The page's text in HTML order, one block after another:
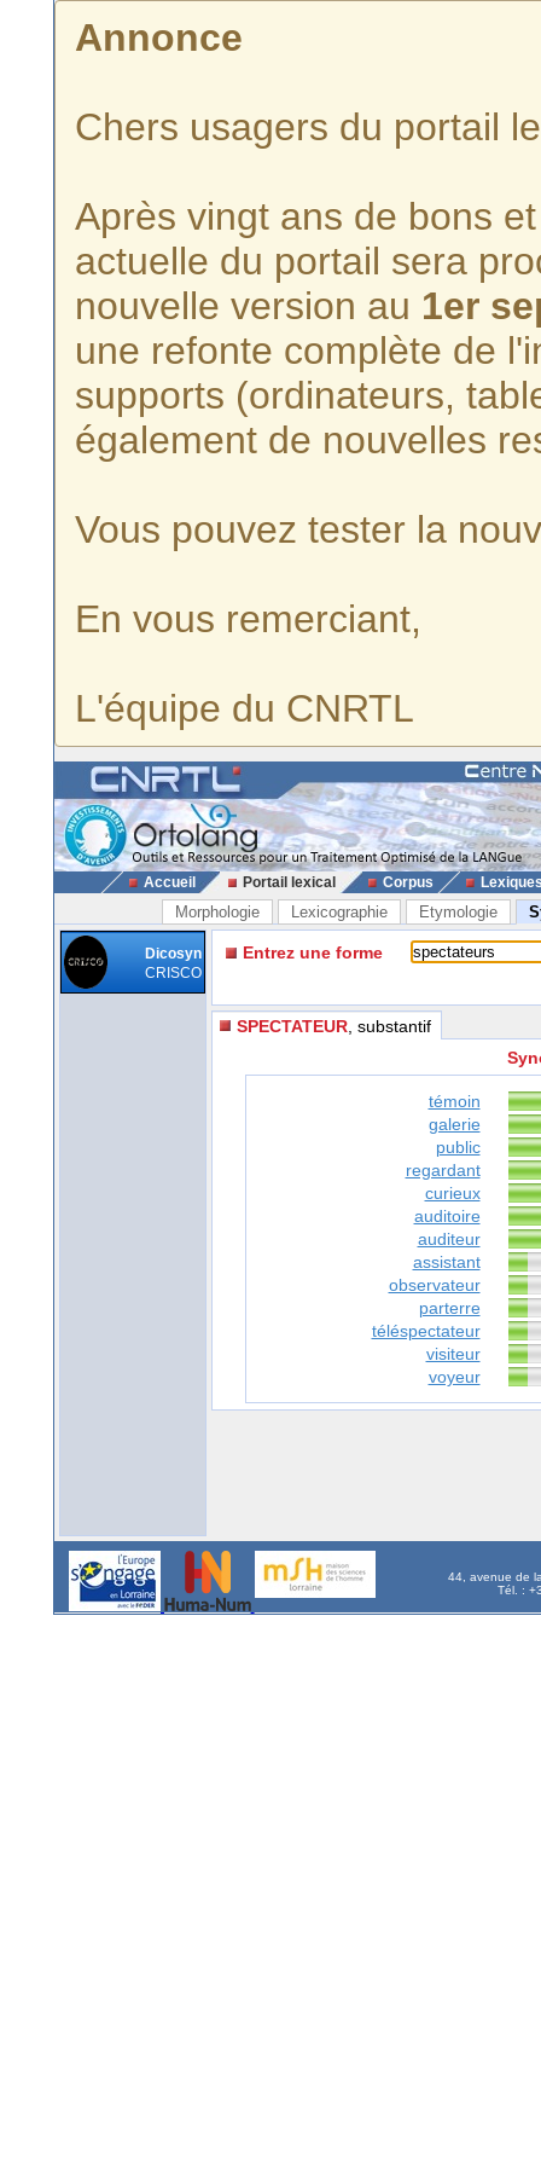
Annonce
Chers usagers du portail
Après vingt ans de bons
actuelle du portail sera
nouvelle version au 1er
une refonte complète de
supports (ordinateurs,
également de nouvelles
Vous pouvez tester la
En vous remerciant,
L'équipe du CNRTL
Accueil Portail lexical Corpus
Morphologie Lexicographie Etymologie
Dicosyn
CRISCO
Entrez une forme
SPECTATEUR , substantif
témoin
galerie
public
regardant
curieux
auditoire
auditeur
assistant
observateur
parterre
téléspectateur
visiteur
voyeur
44, avenue de
Tél. :